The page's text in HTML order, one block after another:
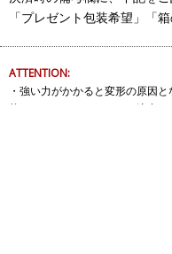
「プレゼント包装希望」「
ATTENTION:
・強い力がかかると変形の原因